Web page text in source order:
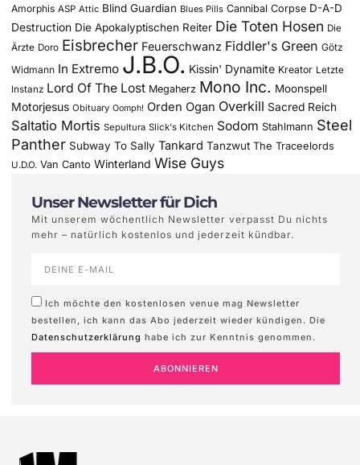
Amorphis ASP Attic Blind Guardian Blues Pills Cannibal Corpse D-A-D
Destruction Die Apokalyptischen Reiter Die Toten Hosen Die
Ärzte Doro Eisbrecher Feuerschwanz Fiddler's Green Götz
Widmann In Extremo J.B.O. Kissin' Dynamite Kreator Letzte
Instanz Lord Of The Lost Megaherz Mono Inc. Moonspell
Motorjesus Obituary Oomph! Orden Ogan Overkill Sacred Reich
Saltatio Mortis Sepultura Slick's Kitchen Sodom Stahlmann Steel
Panther Subway To Sally Tankard Tanzwut The Traceelords
U.D.O. Van Canto Winterland Wise Guys
Unser Newsletter für Dich
Mit unserem wöchentlich Newsletter verpasst Du nichts
mehr – natürlich kostenlos und jederzeit kündbar.
Ich möchte den kostenlosen venue mag Newsletter
bestellen, ich kann das Abo jederzeit wieder kündigen. Die
Datenschutzerklärung habe ich zur Kenntnis genommen.
ABONNIEREN